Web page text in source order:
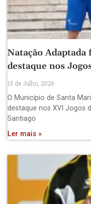
Natação Adaptada
destaque nos
15 de Julho, 2026
O Município de Santa
destaque nos XVI Jogos
Santiago
Ler mais »